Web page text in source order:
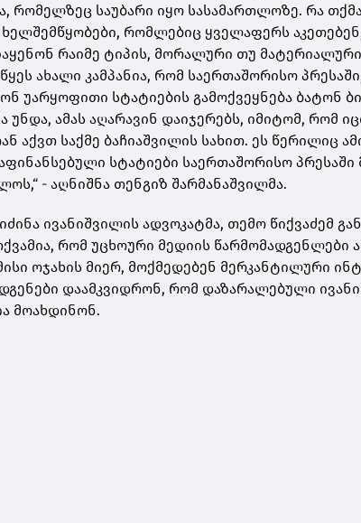
რომელზეც საუბარი იყო სასამართლოზე. რა
რომლებიც ყველაფერს
რაიმე ტიპის, მორალური თუ
ახალი კამპანია, რომ საერთაშორისო
უარყოფითი სტატიების გამოქვეყნება ბატონ
უნდა, ამას აღარავინ დაიჯერებს, იმიტომ, რომ
აქვთ საქმე ბაჩიაშვილის სახით. ეს წერილიც
სტატიები საერთაშორისო პრესაში
- აღნიშნა თენგიზ შარმანაშვილმა.
ივანიშვილის ადვოკატმა, თემო წიქვაძემ
რომ უცხოური მედიის წარმომადგენლები
ოჯახის მიერ, მოქმედებენ მერკანტილური
დაამკვიდრონ, რომ დაზარალებული
მოახდინონ.